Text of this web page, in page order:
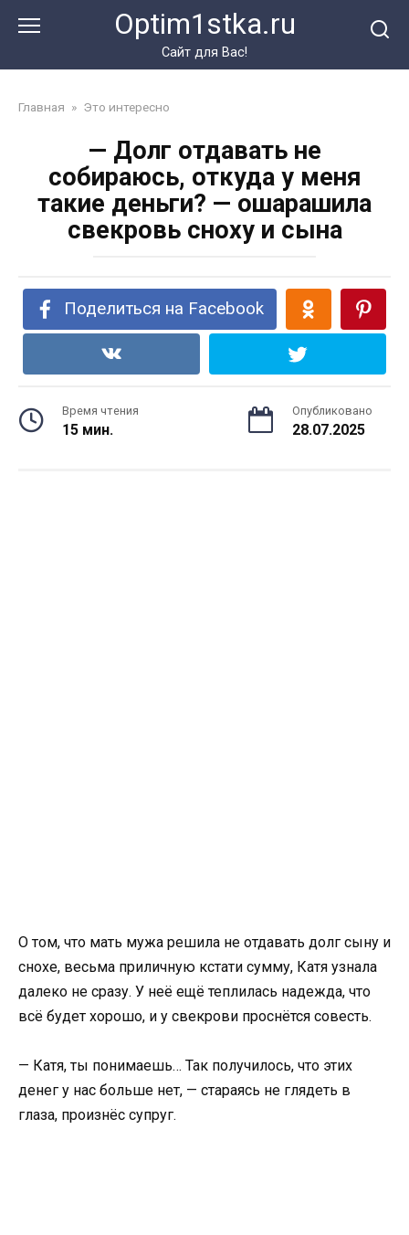
Optim1stka.ru
Сайт для Вас!
Главная » Это интересно
— Долг отдавать не
собираюсь, откуда у меня
такие деньги? — ошарашила
свекровь сноху и сына
Поделиться на Facebook
Время чтения
15 мин.
Опубликовано
28.07.2025
О том, что мать мужа решила не отдавать долг сыну и
снохе, весьма приличную кстати сумму, Катя узнала
далеко не сразу. У неё ещё теплилась надежда, что
всё будет хорошо, и у свекрови проснётся совесть.
— Катя, ты понимаешь… Так получилось, что этих
денег у нас больше нет, — стараясь не глядеть в
глаза, произнёс супруг.